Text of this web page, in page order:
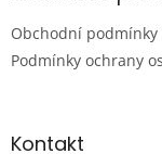
Obchodní podmínky
Podmínky ochrany
Kontakt